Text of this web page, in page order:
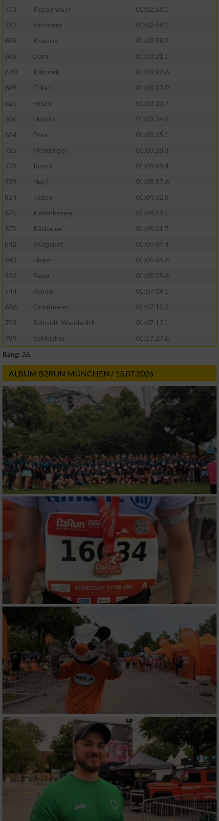
753
Peppenauer
01:02:58.1
782
Satzinger
01:02:58.1
688
Krasniqi
01:02:58.2
603
Dorn
01:03:21.1
670
Kaburek
01:03:22.6
609
Eckart
01:03:23.0
625
Frisch
01:03:23.7
706
Livotto
01:03:24.6
624
Fries
01:03:25.1
725
Meinzinger
01:03:28.3
779
Russo
01:03:48.4
739
Nepf
01:03:57.6
824
Tezen
01:04:02.8
675
Kellenberger
01:04:59.1
672
Käsbauer
01:05:01.7
842
Weigandt
01:05:04.4
643
Hager
01:05:04.6
552
Basar
01:05:05.6
544
Arnold
01:07:09.1
636
Grießmeier
01:07:10.7
795
Schmidt-Wunderlich
01:07:12.1
789
Schleicher
01:17:27.6
Rang: 26.
ALBUM B2RUN MÜNCHEN / 15.07.2026